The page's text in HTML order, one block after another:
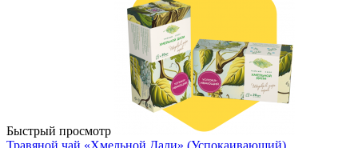
Быстрый просмотр
Травяной чай «Хмельной Дали» (Успокаивающий)